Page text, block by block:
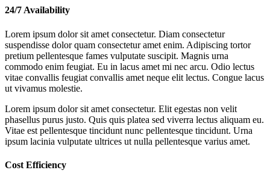
24/7 Availability
Lorem ipsum dolor sit amet consectetur. Diam consectetur
suspendisse dolor quam consectetur amet enim. Adipiscing tortor
pretium pellentesque fames vulputate suscipit. Magnis urna
commodo enim feugiat. Eu in lacus amet mi nec arcu. Odio lectus
vitae convallis feugiat convallis amet neque elit lectus. Congue lacus
ut vivamus molestie.
Lorem ipsum dolor sit amet consectetur. Elit egestas non velit
phasellus purus justo. Quis quis platea sed viverra lectus aliquam eu.
Vitae est pellentesque tincidunt nunc pellentesque tincidunt. Urna
ipsum lacinia vulputate ultrices ut nulla pellentesque varius amet.
Cost Efficiency